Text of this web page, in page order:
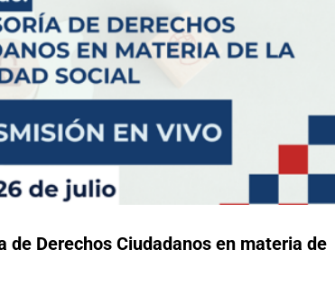
de Derechos Ciudadanos en materia de